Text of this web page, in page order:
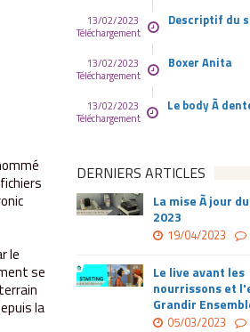
le
se
la
13/02/2023
Téléchargement
Descriptif du
13/02/2023
Téléchargement
Boxer Anita
13/02/2023
Téléchargement
Le body Ã
DERNIERS ARTICLES
La mise Ã jour
2023
19/04/2023
Le live avant les
nourrissons et
Grandir
05/03/2023